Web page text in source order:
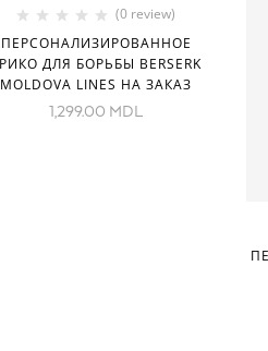
(0 review)
ПЕРСОНАЛИЗИРОВАННОЕ
ДЛЯ БОРЬБЫ BERSERK
MOLDOVA LINES НА ЗАКАЗ
1,299.00 MDL